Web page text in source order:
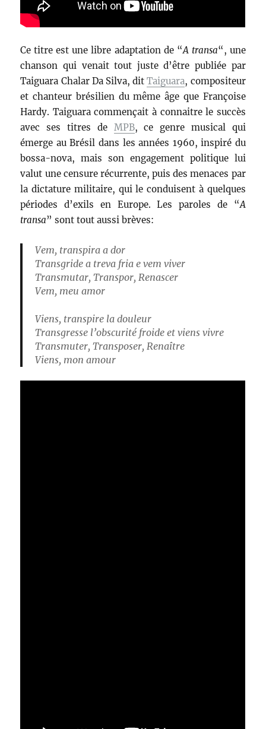
Ce titre est une libre adaptation de “A transa“, une
chanson qui venait tout juste d’être publiée par
Taiguara Chalar Da Silva, ditTaiguara, compositeur
et chanteur brésilien du même âge que Françoise
Hardy. Taiguara commençait à connaitre le succès
avec ses titres de MPB, ce genre musical qui
émerge au Brésil dans les années 1960, inspiré du
bossa-nova, mais son engagement politique lui
valut une censure récurrente, puis des menaces par
la dictature militaire, qui le conduisent à quelques
périodes d’exils en Europe. Les paroles de “A
transa” sont tout aussi brèves:
Vem, transpira a dor
Transgride a treva fria e vem viver
Transmutar, Transpor, Renascer
Vem, meu amor
Viens, transpire la douleur
Transgresse l’obscurité froide et viens vivre
Transmuter, Transposer, Renaître
Viens, mon amour